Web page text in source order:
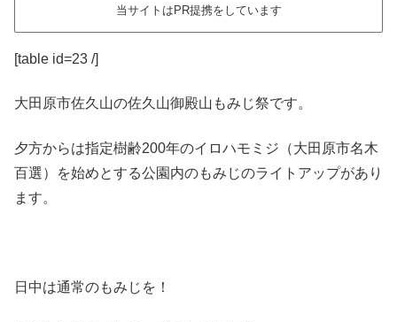
当サイトはPR提携をしています
[table id=23 /]
大田原市佐久山の佐久山御殿山もみじ祭です。
夕方からは指定樹齢200年のイロハモミジ（大田原市名木
百選）を始めとする公園内のもみじのライトアップがあり
ます。
日中は通常のもみじを！